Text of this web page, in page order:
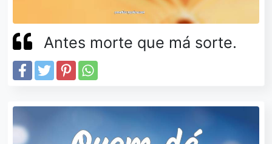
Antes morte que má sorte.